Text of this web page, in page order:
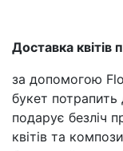
Доставка квітів
за допомогою
букет
подарує безліч
квітів та